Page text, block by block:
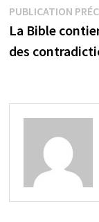
de
PUBLICATION
La Bible
des